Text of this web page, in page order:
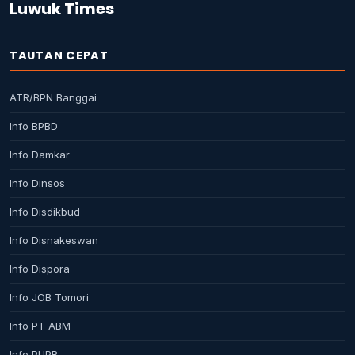
Luwuk Times
TAUTAN CEPAT
ATR/BPN Banggai
Info BPBD
Info Damkar
Info Dinsos
Info Disdikbud
Info Disnakeswan
Info Dispora
Info JOB Tomori
Info PT ABM